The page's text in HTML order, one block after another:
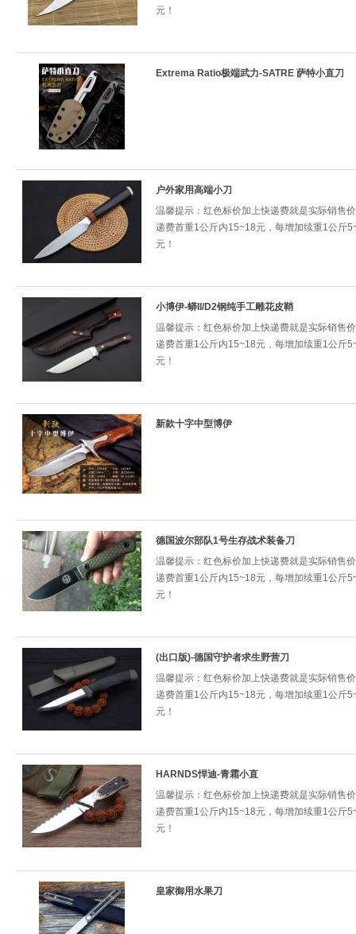
元！
Extrema Ratio极端武力-SATRE 萨特小直刀
户外家用高端小刀
温馨提示：红色标价加上快递费就是实际销售
递费首重1公斤内15~18元，每增加续重1公斤
元！
小博伊-蟒II/D2钢纯手工雕花皮鞘
温馨提示：红色标价加上快递费就是实际销售
递费首重1公斤内15~18元，每增加续重1公斤
元！
新款十字中型博伊
德国波尔部队1号生存战术装备刀
温馨提示：红色标价加上快递费就是实际销售
递费首重1公斤内15~18元，每增加续重1公斤
元！
(出口版)-德国守护者求生野营刀
温馨提示：红色标价加上快递费就是实际销售
递费首重1公斤内15~18元，每增加续重1公斤
元！
HARNDS悍迪-青霜小直
温馨提示：红色标价加上快递费就是实际销售
递费首重1公斤内15~18元，每增加续重1公斤
元！
皇家御用水果刀